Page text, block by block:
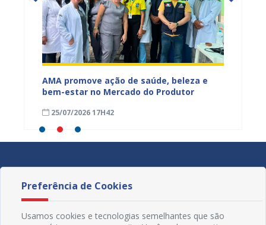
AMA promove ação de saúde, beleza e
bem-estar no Mercado do Produtor
25/07/2026 17H42
Preferência de Cookies
Usamos cookies e tecnologias semelhantes que são